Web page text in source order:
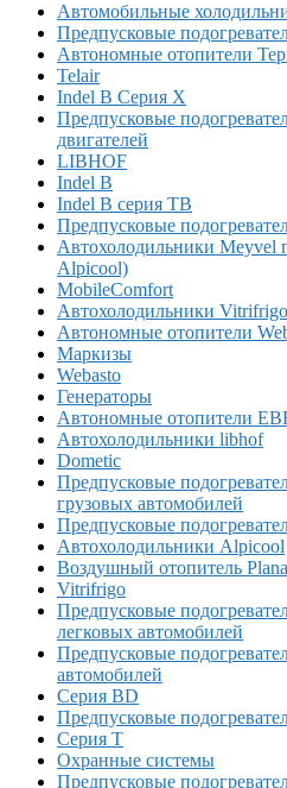
Автомобильные
Предпусковые
Автономные отопители
Telair
Indel B Серия X
Предпусковые
двигателей
LIBHOF
Indel B
Indel B серия TB
Предпусковые
Автохолодильники Meyvel
Alpicool)
MobileComfort
Автохолодильники Vitrifrigo
Автономные отопители
Маркизы
Webasto
Генераторы
Автономные отопители
Автохолодильники libhof
Dometic
Предпусковые
грузовых автомобилей
Предпусковые
Автохолодильники Alpicool
Воздушный отопитель
Vitrifrigo
Предпусковые
легковых автомобилей
Предпусковые
автомобилей
Серия BD
Предпусковые
Серия T
Охранные системы
Предпусковые